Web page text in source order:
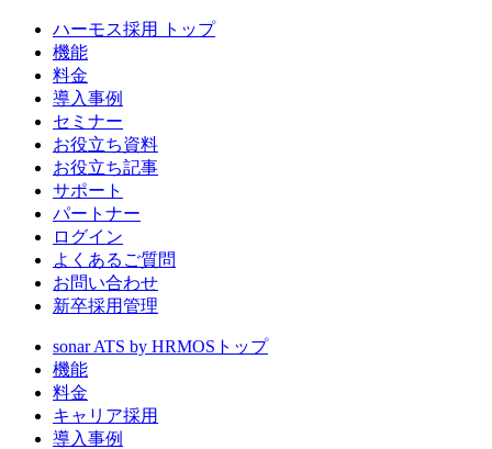
ハーモス採用 トップ
機能
料金
導入事例
セミナー
お役立ち資料
お役立ち記事
サポート
パートナー
ログイン
よくあるご質問
お問い合わせ
新卒採用管理
sonar ATS by HRMOS トップ
機能
料金
キャリア採用
導入事例